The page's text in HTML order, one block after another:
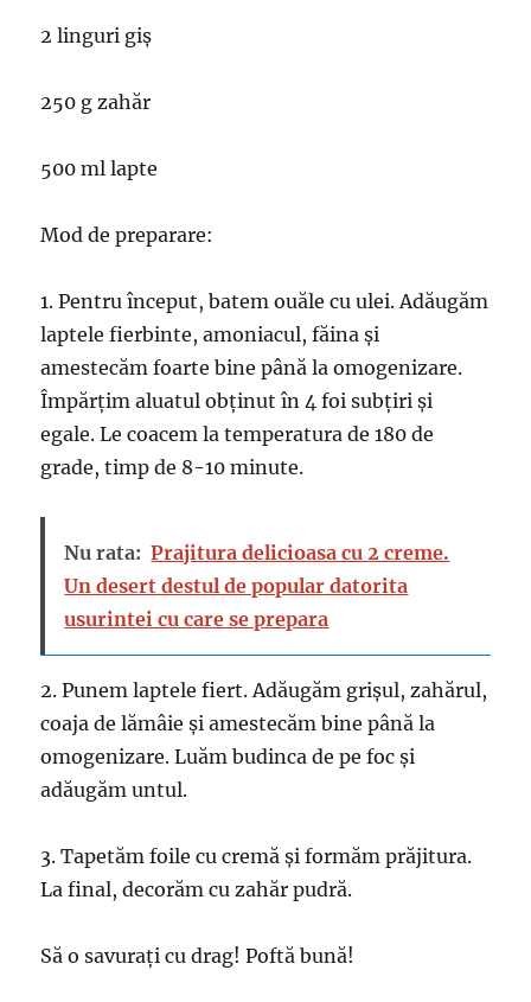
2 linguri giș
250 g zahăr
500 ml lapte
Mod de preparare:
1. Pentru început, batem ouăle cu ulei. Adăugăm
laptele fierbinte, amoniacul, făina și
amestecăm foarte bine până la omogenizare.
Împărțim aluatul obținut în 4 foi subțiri și
egale. Le coacem la temperatura de 180 de
grade, timp de 8-10 minute.
Nu rata: Prajitura delicioasa cu 2 creme.
Un desert destul de popular datorita
usurintei cu care se prepara
2. Punem laptele fiert. Adăugăm grișul, zahărul,
coaja de lămâie și amestecăm bine până la
omogenizare. Luăm budinca de pe foc și
adăugăm untul.
3. Tapetăm foile cu cremă și formăm prăjitura.
La final, decorăm cu zahăr pudră.
Să o savurați cu drag! Poftă bună!